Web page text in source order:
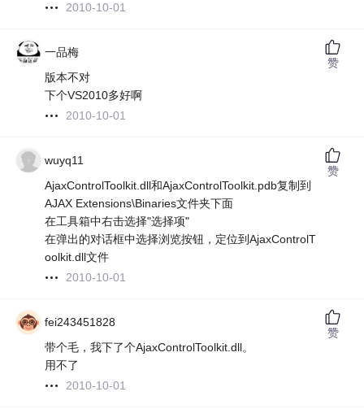
2010-10-01
一品梅
版本不对
下个VS2010多好啊
2010-10-01
赞
wuyq11
AjaxControlToolkit.dll和AjaxControlToolkit.pdb复制到
AJAX Extensions\Binaries文件夹下面
在工具箱中右击选择"选择项"
在弹出的对话框中选择浏览按钮，定位到AjaxControlT
oolkit.dll文件
2010-10-01
赞
fei243451828
带个毛，我下了个AjaxControlToolkit.dll。
用不了
2010-10-01
赞